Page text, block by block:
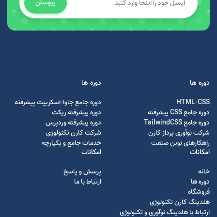
پیوستن
دوره ها
HTML-CSS
دوره جامع CSS پیشرفته
دوره جامع TailwindCSS
شرکت نوآوری پرداز کارن
راهکارهای نوین صنعت
دوره ها
دوره جامع جاوا-اسکریپت پیشرفته
دوره پیشرفته ریکت
دوره پیشرفته وردپرس
شرکت کارن تکنولوژی
خدمات جامع و یکپارچه
امکانات
خانه
دوره ها
فروشگاه
هلدینگ کارن تکنولوژی
ارتباط با هلدینگ نوآوری و تکنولوژی
امکانات
پرسش و پاسخ
ارتباط با ما